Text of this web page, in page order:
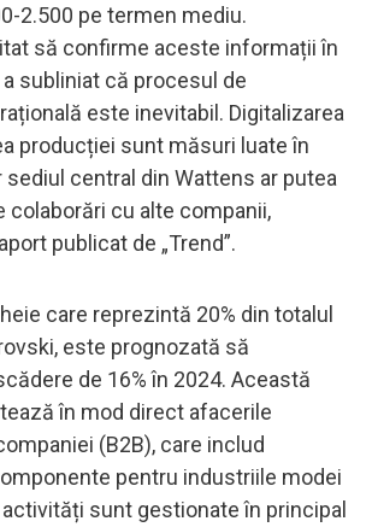
2.500 pe termen mediu.
să confirme aceste informații în
subliniat că procesul de
este inevitabil. Digitalizarea
producției sunt măsuri luate în
sediul central din Wattens ar putea
cu alte companii,
publicat de „Trend”.
care reprezintă 20% din totalul
este prognozată să
de 16% în 2024. Această
în mod direct afacerile
(B2B), care includ
pentru industriile modei
sunt gestionate în principal